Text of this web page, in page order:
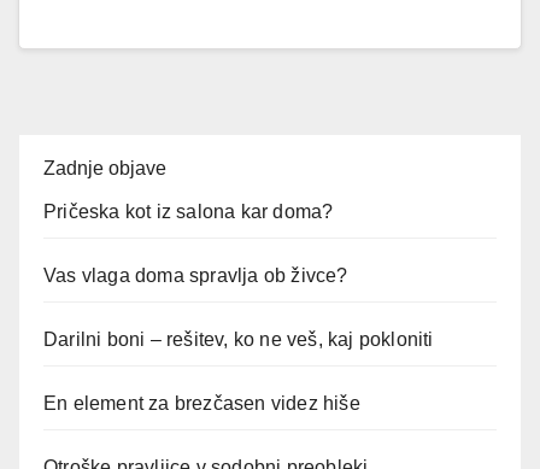
Zadnje objave
Pričeska kot iz salona kar doma?
Vas vlaga doma spravlja ob živce?
Darilni boni – rešitev, ko ne veš, kaj pokloniti
En element za brezčasen videz hiše